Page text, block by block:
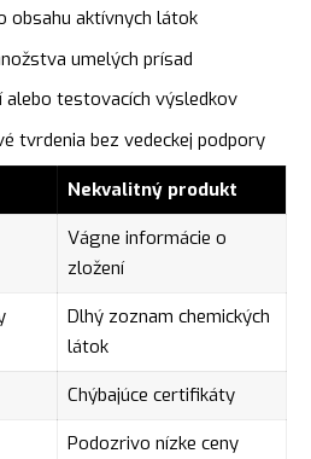
obsahu aktívnych látok
umelých prísad
testovacích výsledkov
tvrdenia bez vedeckej podpory
Nekvalitný produkt
Vágne informácie o
zložení
Dlhý zoznam chemických
látok
Chýbajúce certifikáty
Podozrivo nízke ceny